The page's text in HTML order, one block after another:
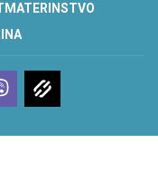
MATERINSTVO